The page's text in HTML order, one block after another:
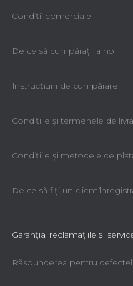
Condiții comerciale
De ce să cumpăraţi la noi
Instrucțiuni de cumpărare
Condiţiile şi termenele de
Condiţiile şi metodele de
De ce să fiţi un client
Garanţia, reclamaţiile şi
Răspunderea pentru